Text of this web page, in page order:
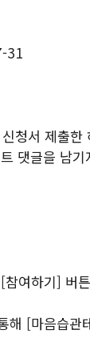
31
청서 제출
댓글을 남
여하기] 버
[마음습관